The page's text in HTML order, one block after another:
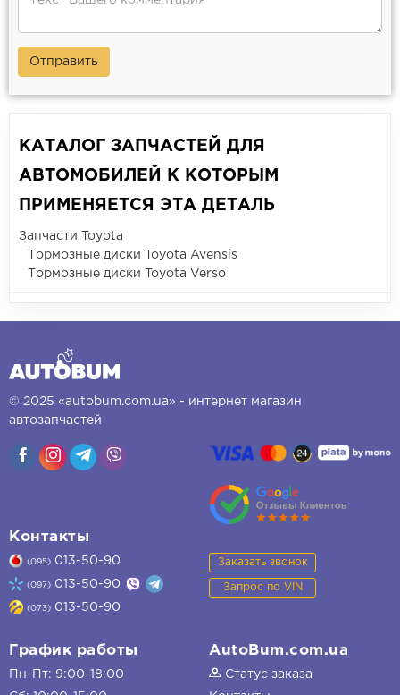
Отправить
КАТАЛОГ ЗАПЧАСТЕЙ ДЛЯ
АВТОМОБИЛЕЙ К КОТОРЫМ
ПРИМЕНЯЕТСЯ ЭТА ДЕТАЛЬ
Запчасти Toyota
Тормозные диски Toyota Avensis
Тормозные диски Toyota Verso
© 2025 «autobum.com.ua» - интернет магазин
автозапчастей
Контакты
(095) 013-50-90
(097) 013-50-90
(073) 013-50-90
Заказать звонок
Запрос по VIN
График работы
Пн-Пт: 9:00-18:00
AutoBum.com.ua
Статус заказа